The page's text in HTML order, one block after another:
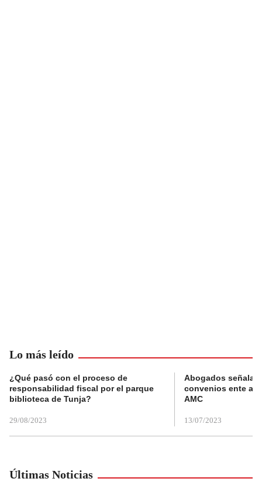
Lo más leído
¿Qué pasó con el proceso de
responsabilidad fiscal por el parque
biblioteca de Tunja?
29/08/2023
Abogados
convenios ente
AMC
13/07/2023
Últimas Noticias